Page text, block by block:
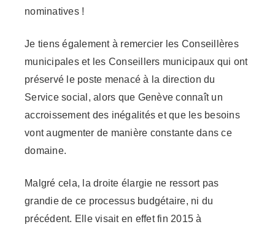
nominatives !
Je tiens également à remercier les Conseillères
municipales et les Conseillers municipaux qui ont
préservé le poste menacé à la direction du
Service social, alors que Genève connaît un
accroissement des inégalités et que les besoins
vont augmenter de manière constante dans ce
domaine.
Malgré cela, la droite élargie ne ressort pas
grandie de ce processus budgétaire, ni du
précédent. Elle visait en effet fin 2015 à